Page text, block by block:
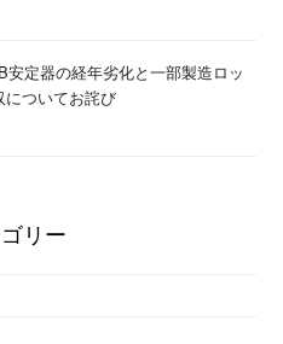
安定器の経年劣化と一部製造ロッ
についてお詫び
リー